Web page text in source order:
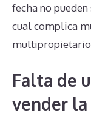
fecha no
cual complica
Falta de
vender